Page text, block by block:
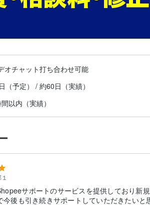
オチャット打ち合わせ可能
（予定） / 約60日（実績）
以内（実績）
サポートのサービスを提供しており新